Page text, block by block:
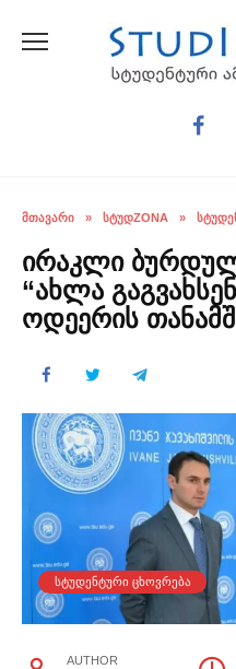
ᲛᲗᲐᲕᲐᲠᲘ » ᲡᲢᲣᲓZONA »
ირაკლი
“ახლა
ოდეერის
ᲡᲢᲣᲓᲔᲜᲢᲣᲠᲘ ᲪᲮᲝᲕᲠᲔᲑᲐ
AUTHOR